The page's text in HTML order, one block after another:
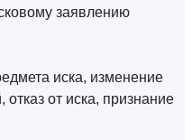
заявлению
иска, изменение
от иска, признание